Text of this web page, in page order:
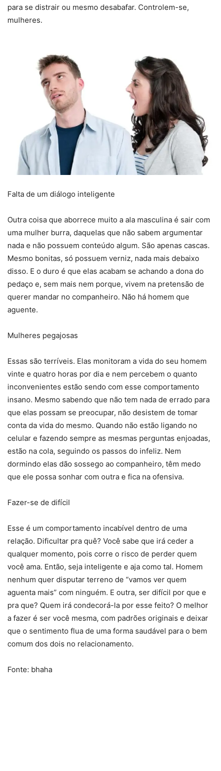
para se distrair ou mesmo desabafar. Controlem-se,
mulheres.
Falta de um diálogo inteligente
Outra coisa que aborrece muito a ala masculina é sair com
uma mulher burra, daquelas que não sabem argumentar
nada e não possuem conteúdo algum. São apenas cascas.
Mesmo bonitas, só possuem verniz, nada mais debaixo
disso. E o duro é que elas acabam se achando a dona do
pedaço e, sem mais nem porque, vivem na pretensão de
querer mandar no companheiro. Não há homem que
aguente.
Mulheres pegajosas
Essas são terríveis. Elas monitoram a vida do seu homem
vinte e quatro horas por dia e nem percebem o quanto
inconvenientes estão sendo com esse comportamento
insano. Mesmo sabendo que não tem nada de errado para
que elas possam se preocupar, não desistem de tomar
conta da vida do mesmo. Quando não estão ligando no
celular e fazendo sempre as mesmas perguntas enjoadas,
estão na cola, seguindo os passos do infeliz. Nem
dormindo elas dão sossego ao companheiro, têm medo
que ele possa sonhar com outra e fica na ofensiva.
Fazer-se de difícil
Esse é um comportamento incabível dentro de uma
relação. Dificultar pra quê? Você sabe que irá ceder a
qualquer momento, pois corre o risco de perder quem
você ama. Então, seja inteligente e aja como tal. Homem
nenhum quer disputar terreno de “vamos ver quem
aguenta mais” com ninguém. E outra, ser difícil por que e
pra que? Quem irá condecorá-la por esse feito? O melhor
a fazer é ser você mesma, com padrões originais e deixar
que o sentimento flua de uma forma saudável para o bem
comum dos dois no relacionamento.
Fonte: bhaha